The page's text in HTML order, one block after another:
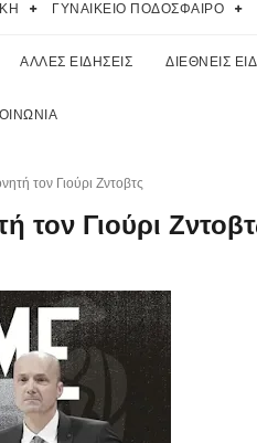
ΓΥΝΑΙΚΕΙΟ ΠΟΔΟΣΦΑΙΡΟ
ΑΛΛΕΣ ΕΙΔΗΣΕΙΣ ΔΙΕΘΝΕΙΣ
τον Γιούρι Ζντοβτς
Γιούρι